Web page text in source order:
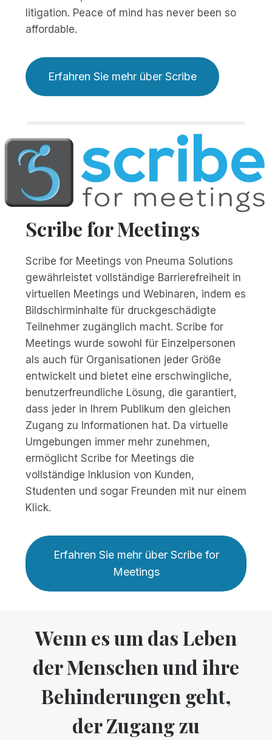
litigation. Peace of mind has never been so
affordable.
Erfahren Sie mehr über Scribe
Scribe for Meetings
Scribe for Meetings von Pneuma Solutions
gewährleistet vollständige Barrierefreiheit in
virtuellen Meetings und Webinaren, indem es
Bildschirminhalte für druckgeschädigte
Teilnehmer zugänglich macht. Scribe for
Meetings wurde sowohl für Einzelpersonen
als auch für Organisationen jeder Größe
entwickelt und bietet eine erschwingliche,
benutzerfreundliche Lösung, die garantiert,
dass jeder in Ihrem Publikum den gleichen
Zugang zu Informationen hat. Da virtuelle
Umgebungen immer mehr zunehmen,
ermöglicht Scribe for Meetings die
vollständige Inklusion von Kunden,
Studenten und sogar Freunden mit nur einem
Klick.
Erfahren Sie mehr über Scribe for
Meetings
Wenn es um das Leben
der Menschen und ihre
Behinderungen geht,
der Zugang zu